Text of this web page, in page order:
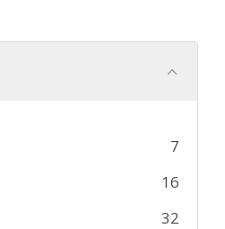
7
16
32